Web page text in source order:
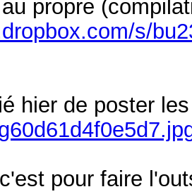
propre
s/
hier de poster
pour faire